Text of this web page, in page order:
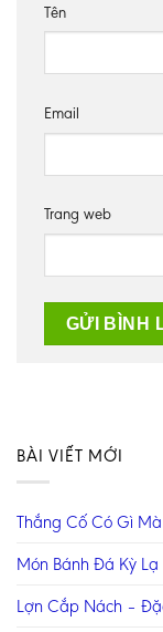
Tên
Email
Trang web
BÀI VIẾT MỚI
Thắng Cố Có Gì
Món Bánh Đá Kỳ
Lợn Cắp Nách –